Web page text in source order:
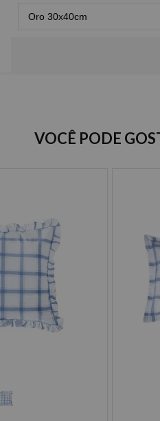
Opções
2x de
3x de R$
4x de
5x de R$
Oro 30x40cm
VOCÊ PODE